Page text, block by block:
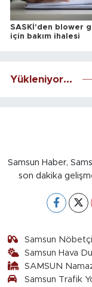
SASKİ'den blower
için bakım ihalesi
Yükleniyor...
Samsun Haber,
son dakika
Samsun
Samsun Hava
SAMSUN
Samsun Trafik